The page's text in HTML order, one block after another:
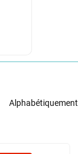
Alphabétiquement